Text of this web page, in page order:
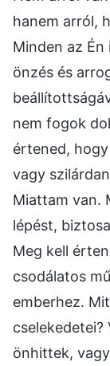
hanem arról,
Minden az
önzés és
nem fogok
értened,
vagy
Miattam van.
lépést,
Meg kell
csodálatos
emberhez.
cselekedetei?
önhittek,